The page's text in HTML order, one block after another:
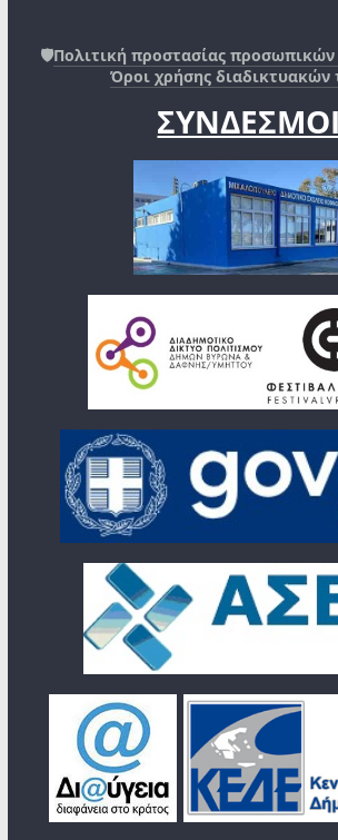
🛡️Πολιτική προστασίας
Όροι χρήσης
ΣΥΝΔΕΣΜΟΙ